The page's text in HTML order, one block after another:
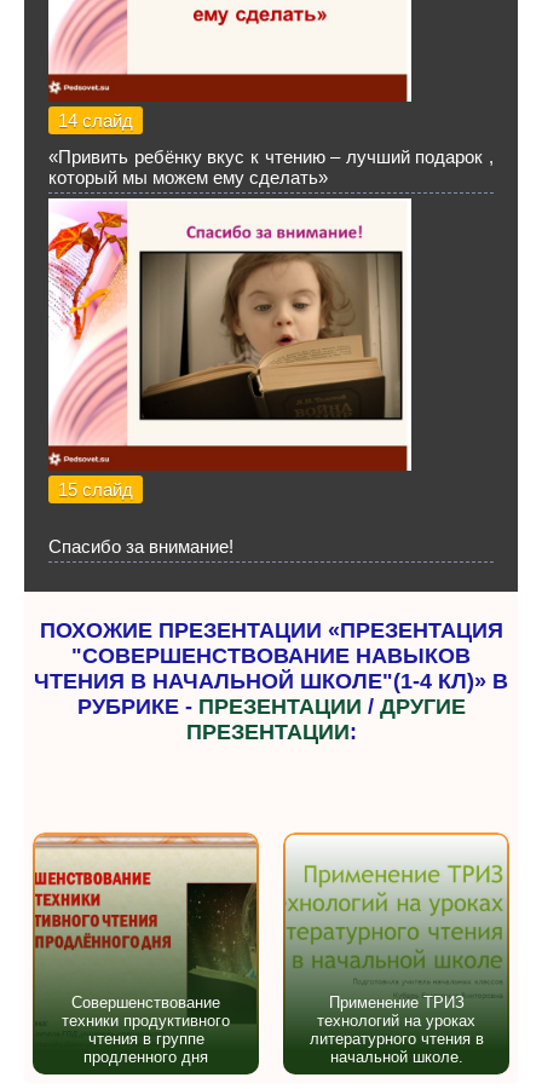
14 слайд
«Привить ребёнку вкус к чтению – лучший подарок ,
который мы можем ему сделать»
15 слайд
Спасибо за внимание!
ПОХОЖИЕ ПРЕЗЕНТАЦИИ «ПРЕЗЕНТАЦИЯ
"СОВЕРШЕНСТВОВАНИЕ НАВЫКОВ
ЧТЕНИЯ В НАЧАЛЬНОЙ ШКОЛЕ"(1-4 КЛ)» В
РУБРИКЕ - ПРЕЗЕНТАЦИИ / ДРУГИЕ
ПРЕЗЕНТАЦИИ:
Совершенствование
техники продуктивного
чтения в группе
продленного дня
Применение ТРИЗ
технологий на уроках
литературного чтения в
начальной школе.